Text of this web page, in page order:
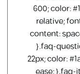
600; color:
relative;
content:
}.faq-
22px; color:
ease;